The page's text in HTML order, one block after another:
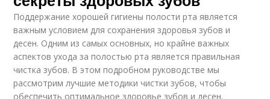
Поддержание хорошей гигиены полости рта является
важным условием для сохранения здоровья зубов и
десен. Одним из самых основных, но крайне важных
аспектов ухода за полостью рта является правильная
чистка зубов. В этом подробном руководстве мы
рассмотрим лучшие методики чистки зубов, чтобы
обеспечить оптимальное здоровье зубов и десен.